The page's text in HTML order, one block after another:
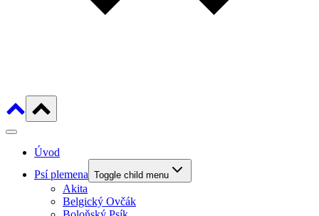
Úvod
Psí plemena Toggle child menu
Akita
Belgický Ovčák